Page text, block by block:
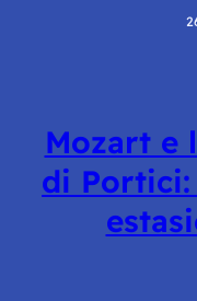
Mozart e
di Portici: